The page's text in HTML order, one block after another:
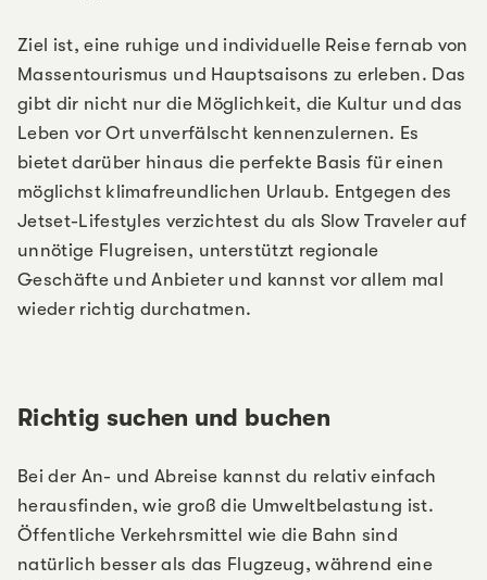
Ziel ist, eine ruhige und individuelle Reise fernab von
Massentourismus und Hauptsaisons zu erleben. Das
gibt dir nicht nur die Möglichkeit, die Kultur und das
Leben vor Ort unverfälscht kennenzulernen. Es
bietet darüber hinaus die perfekte Basis für einen
möglichst klimafreundlichen Urlaub. Entgegen des
Jetset-Lifestyles verzichtest du als Slow Traveler auf
unnötige Flugreisen, unterstützt regionale
Geschäfte und Anbieter und kannst vor allem mal
wieder richtig durchatmen.
Richtig suchen und buchen
Bei der An- und Abreise kannst du relativ einfach
herausfinden, wie groß die Umweltbelastung ist.
Öffentliche Verkehrsmittel wie die Bahn sind
natürlich besser als das Flugzeug, während eine